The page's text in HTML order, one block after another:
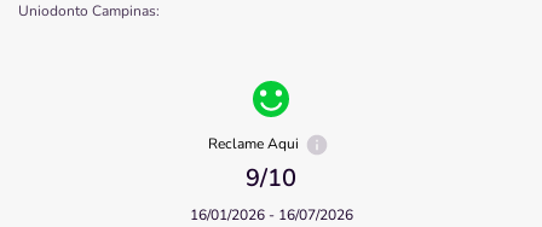
Uniodonto Campinas:
Reclame Aqui
9/10
16/01/2026 - 16/07/2026